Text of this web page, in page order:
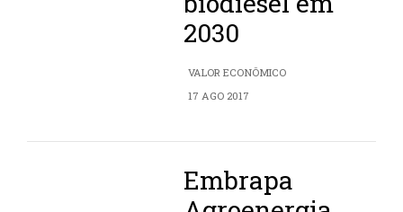
2030
VALOR ECONÔMICO
17 AGO 2017
Embrapa